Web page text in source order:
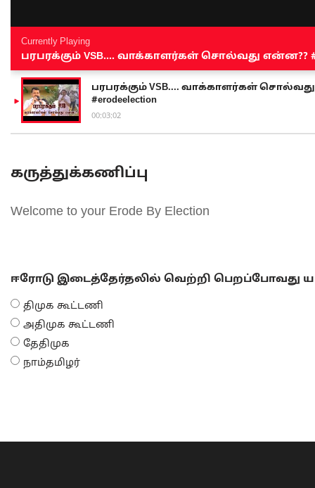
Currently Playing
பரபரக்கும் VSB.... வாக்காளர்கள் சொல்வது என்ன??
பரபரக்கும் VSB.... வாக்காளர்கள் சொல்வது
#erodeelection
00:03:02
கருத்துக்கணிப்பு
Welcome to your Erode By Election
ஈரோடு இடைத்தேர்தலில் வெற்றி பெறப்போவது
திமுக கூட்டணி
அதிமுக கூட்டணி
தேதிமுக
நாம்தமிழர்